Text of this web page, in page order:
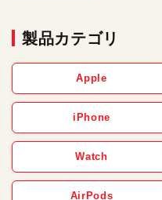
製品カテゴリ
Apple
iPhone
Watch
AirPods